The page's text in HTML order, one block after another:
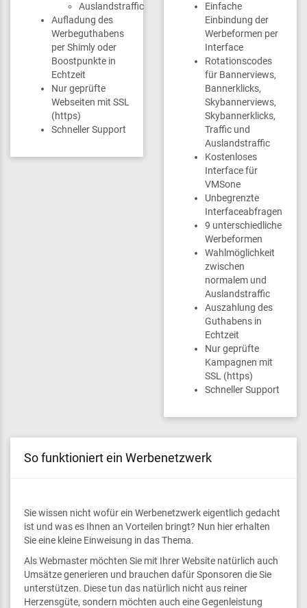
Auslandstraffic
Aufladung des
Werbeguthabens
per Shimly oder
Boostpunkte in
Echtzeit
Nur geprüfte
Webseiten mit SSL
(https)
Schneller Support
Einfache
Einbindung der
Werbeformen per
Interface
Rotationscodes
für Bannerviews,
Bannerklicks,
Skybannerviews,
Skybannerklicks,
Traffic und
Auslandstraffic
Kostenloses
Interface für
VMSone
Unbegrenzte
Interfaceabfragen
9 unterschiedliche
Werbeformen
Wahlmöglichkeit
zwischen
normalem und
Auslandstraffic
Auszahlung des
Guthabens in
Echtzeit
Nur geprüfte
Kampagnen mit
SSL (https)
Schneller Support
So funktioniert ein Werbenetzwerk
Sie wissen nicht wofür ein Werbenetzwerk eigentlich gedacht
ist und was es Ihnen an Vorteilen bringt? Nun hier erhalten
Sie eine kleine Einweisung in das Thema.
Als Webmaster möchten Sie mit Ihrer Website natürlich auch
Umsätze generieren und brauchen dafür Sponsoren die Sie
unterstützen. Diese tun das natürlich nicht aus reiner
Herzensgüte, sondern möchten auch eine Gegenleistung